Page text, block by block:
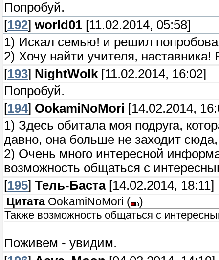
Попробуй.
[192] world01 [11.02.2014, 05:58]
1) Искал семью! и решил
2) Хочу найти учителя,
[193] NightWolk [11.02.2014, 16:02]
Попробуй.
[194] OokamiNoMori [14.02.2014,
1) Здесь обитала моя подруга,
давно, она больше не заходит
2) Очень много интересной
возможность общаться с
[195] Тель-Баста[14.02.2014, 18:11]
Цитата OokamiNoMori (
)
Также возможность общаться с
Поживем - увидим.